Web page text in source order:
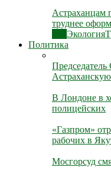
Астраханцам
труднее
Экология
Политика
В Лондоне в
полицейских
«Газпром»
рабочих в
Мосгорсуд